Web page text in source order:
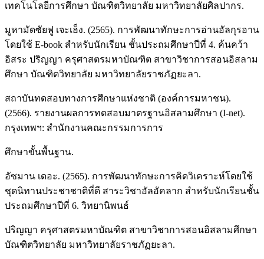
เทคโนโลยีการศึกษา บัณฑิตวิทยาลัย มหาวิทยาลัยศิลปากร.
มูหามัดซัยฟู เจะเฮ็ง. (2565). การพัฒนาทักษะการอ่านอัลกุรอาน
โดยใช้ E-book สำหรับนักเรียน ชั้นประถมศึกษาปีที่ 4. ค้นคว้า
อิสระ ปริญญา ครุศาสตรมหาบัณฑิต สาขาวิชาการสอนอิสลาม
ศึกษา บัณฑิตวิทยาลัย มหาวิทยาลัยราชภัฏยะลา.
สถาบันทดสอบทางการศึกษาแห่งชาติ (องค์การมหาชน).
(2566). รายงานผลการทดสอบมาตรฐานอิสลามศึกษา (I-net).
กรุงเทพฯ: สำนักงานคณะกรรมการการ
ศึกษาขั้นพื้นฐาน.
อัซมาน เดอะ. (2565). การพัฒนาทักษะการคิดวิเคราะห์โดยใช้
ชุดนิทานประชาชาติที่ดี สาระวิชาอัลอัคลาก สำหรับนักเรียนชั้น
ประถมศึกษาปีที่ 6. วิทยานิพนธ์
ปริญญา ครุศาสตรมหาบัณฑิต สาขาวิชาการสอนอิสลามศึกษา
บัณฑิตวิทยาลัย มหาวิทยาลัยราชภัฏยะลา.